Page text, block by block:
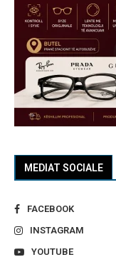
MEDIAT SOCIALE
FACEBOOK
INSTAGRAM
YOUTUBE